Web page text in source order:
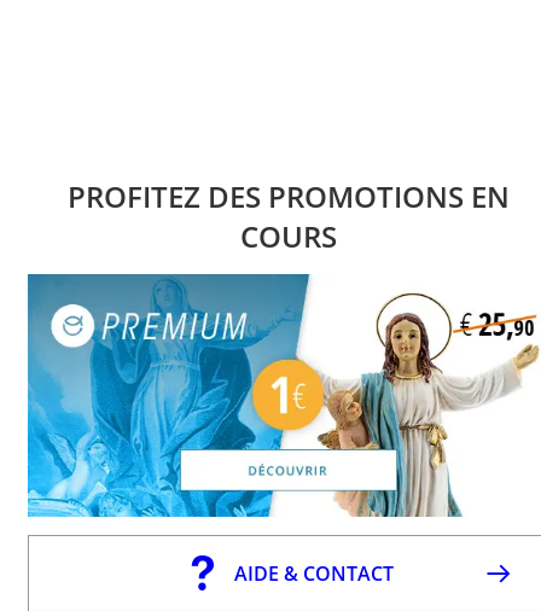
PROFITEZ DES PROMOTIONS EN
COURS
AIDE & CONTACT